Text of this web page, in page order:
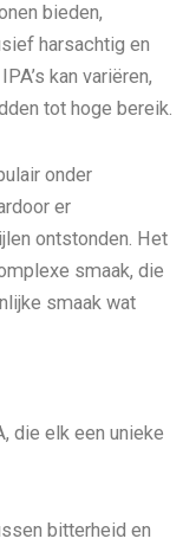
bieden,
harsachtig en
kan variëren,
tot hoge bereik.
onder
er
ontstonden. Het
smaak, die
smaak wat
die elk een unieke
bitterheid en